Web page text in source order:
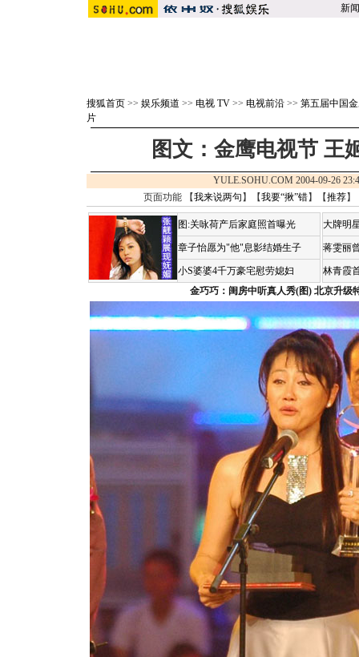
新闻
搜狐首页>> 娱乐频道 >> 电视 TV>> 电视前沿>> 第五届中国
片
图文：金鹰电视节 王
YULE.SOHU.COM 2004-09-26
页面功能 【我来说两句 】【我要“揪”错】【推荐】
图:关咏荷产后家庭照首曝光
章子怡愿为"他"息影结婚生子
小S婆婆4千万豪宅慰劳媳妇
大牌明
蒋雯丽
林青霞
金巧巧：闺房中听真人秀(图) 北京升级